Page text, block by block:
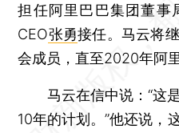
担任阿里巴巴集团董事
CEO张勇接任。马云将
会成员，直至2020年阿
马云在信中说：“这是
10年的计划。”他还说，